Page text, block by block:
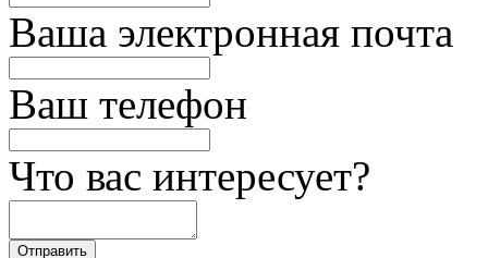
Ваша электронная почта
Ваш телефон
Что вас интересует?